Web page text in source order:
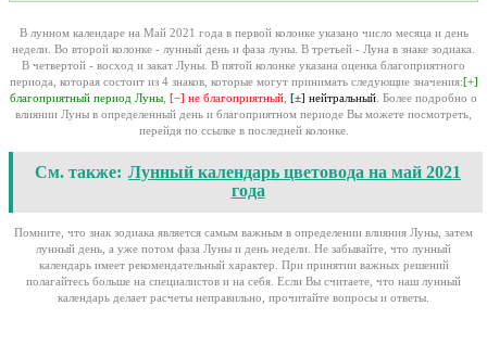
В лунном календаре на Май 2021 года в первой колонке указано число месяца и день
недели. Во второй колонке - лунный день и фаза луны. В третьей - Луна в знаке зодиака.
В четвертой - восход и закат Луны. В пятой колонке указана оценка благоприятного
периода, которая состоит из 4 знаков, которые могут принимать следующие значения:[+]
благоприятный период Луны, [−] не благоприятный, [±] нейтральный. Более подробно о
влиянии Луны в определенный день и благоприятном периоде Вы можете посмотреть,
перейдя по ссылке в последней колонке.
См. также: Лунный календарь цветовода на май 2021
года
Помните, что знак зодиака является самым важным в определении влияния Луны, затем
лунный день, а уже потом фаза Луны и день недели. Не забывайте, что лунный
календарь имеет рекомендательный характер. При принятии важных решений
полагайтесь больше на специалистов и на себя. Если Вы считаете, что наш лунный
календарь делает расчеты неправильно, прочитайте вопросы и ответы.